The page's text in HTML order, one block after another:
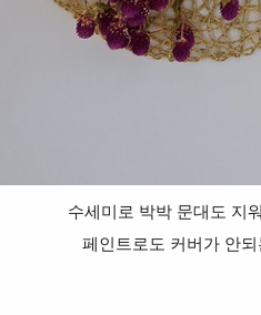
수세미로 박박 문대도 지
페인트로도 커버가 안